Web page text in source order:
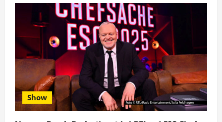
ESC-
Doku
über
„Chef“
Raab
in
der
ARD
Mediathek
Show